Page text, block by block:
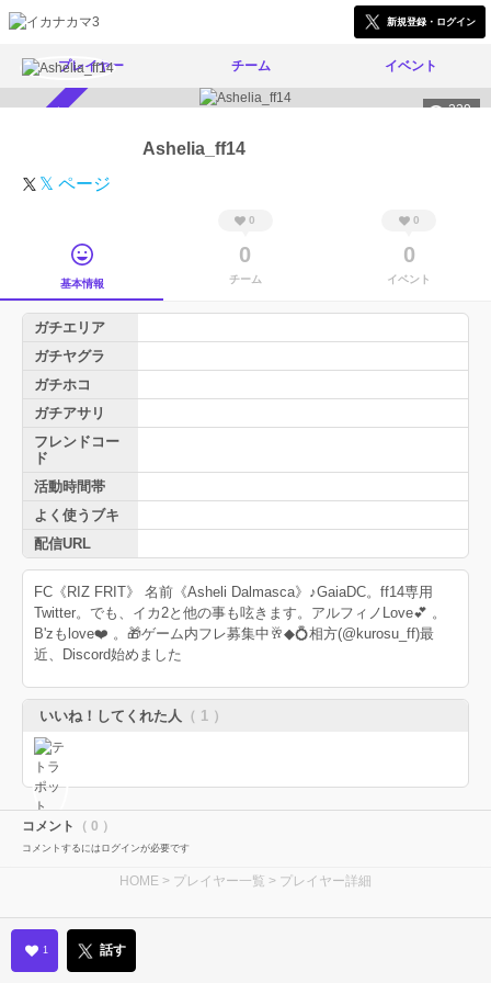
新規登録・ログイン
プレイヤー チーム イベント
239
Ashelia_ff14
𝕏 ページ
基本情報
0
0
チーム
0
0
イベント
ガチエリア
ガチヤグラ
ガチホコ
ガチアサリ
フレンドコー
ド
活動時間帯
よく使うブキ
配信URL
FC《RIZ FRIT》 名前《Asheli Dalmasca》♪GaiaDC。ff14専用
Twitter。でも、イカ2と他の事も呟きます。アルフィノLove💕 。
B'zもlove❤️ 。🎁ゲーム内フレ募集中🥂◆💍相方(@kurosu_ff)最
近、Discord始めました
いいね！してくれた人 （ 1 ）
コメント （ 0 ）
コメントするにはログインが必要です
HOME > プレイヤー一覧 > プレイヤー詳細
1 話す